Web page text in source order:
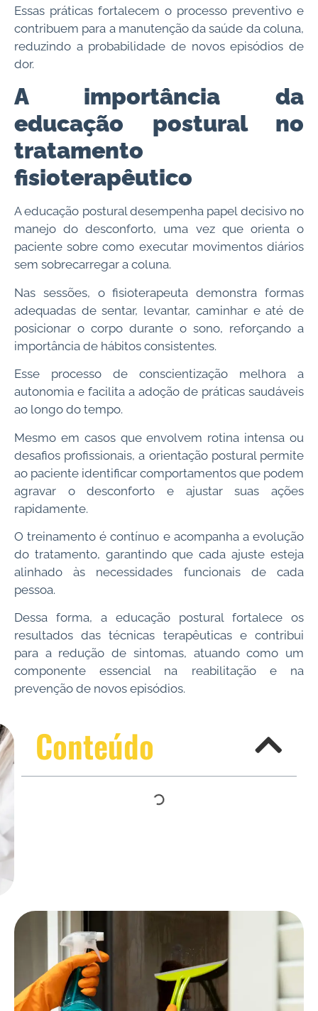
Essas práticas fortalecem o processo preventivo e
contribuem para a manutenção da saúde da coluna,
reduzindo a probabilidade de novos episódios de
dor.
A importância da
educação postural no
tratamento
fisioterapêutico
A educação postural desempenha papel decisivo no
manejo do desconforto, uma vez que orienta o
paciente sobre como executar movimentos diários
sem sobrecarregar a coluna.
Nas sessões, o fisioterapeuta demonstra formas
adequadas de sentar, levantar, caminhar e até de
posicionar o corpo durante o sono, reforçando a
importância de hábitos consistentes.
Esse processo de conscientização melhora a
autonomia e facilita a adoção de práticas saudáveis
ao longo do tempo.
Mesmo em casos que envolvem rotina intensa ou
desafios profissionais, a orientação postural permite
ao paciente identificar comportamentos que podem
agravar o desconforto e ajustar suas ações
rapidamente.
O treinamento é contínuo e acompanha a evolução
do tratamento, garantindo que cada ajuste esteja
alinhado às necessidades funcionais de cada
pessoa.
Dessa forma, a educação postural fortalece os
resultados das técnicas terapêuticas e contribui
para a redução de sintomas, atuando como um
componente essencial na reabilitação e na
prevenção de novos episódios.
Conteúdo